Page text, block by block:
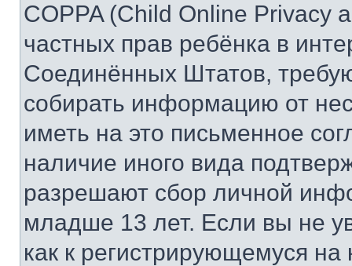
COPPA (Child Online Privacy
частных прав ребёнка в
Соединённых Штатов,
собирать информацию от
иметь на это письменное
наличие иного вида
разрешают сбор личной
младше 13 лет. Если вы не
как к регистрирующемуся